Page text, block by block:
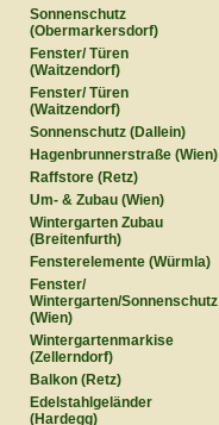
Sonnenschutz
(Obermarkersdorf)
Fenster/ Türen
(Waitzendorf)
Fenster/ Türen
(Waitzendorf)
Sonnenschutz (Dallein)
Hagenbrunnerstraße (Wien)
Raffstore (Retz)
Um- & Zubau (Wien)
Wintergarten Zubau
(Breitenfurth)
Fensterelemente (Würmla)
Fenster/
Wintergarten/Sonnenschutz
(Wien)
Wintergartenmarkise
(Zellerndorf)
Balkon (Retz)
Edelstahlgeländer
(Hardegg)